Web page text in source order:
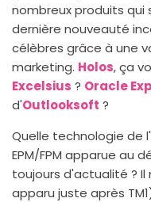
nombreux produits qui
dernière nouveauté
célèbres grâce à une
marketing. Holos, ça
Excelsius ? Oracle
d'Outlooksoft ?
Quelle technologie de
EPM/FPM apparue au
toujours d'actualité ? Il
apparu juste après